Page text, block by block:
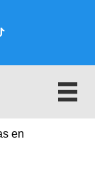
en